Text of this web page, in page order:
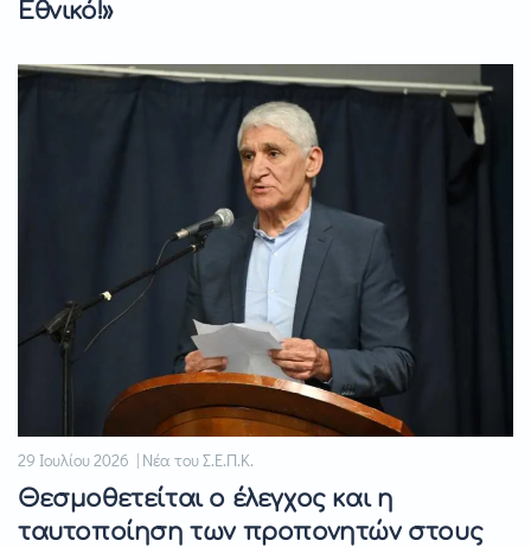
Εθνικό!»
29 Ιουλίου 2026 | Νέα του Σ.Ε.Π.Κ.
Θεσμοθετείται ο έλεγχος και η
ταυτοποίηση των προπονητών στους